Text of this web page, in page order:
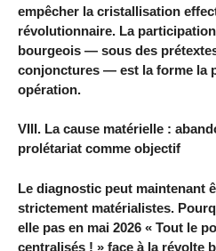
empêcher la cristallisation
révolutionnaire. La
bourgeois — sous des
conjonctures — est la forme la
opération.
VIII. La cause matérielle :
prolétariat comme objectif
Le diagnostic peut maintenant
strictement matérialistes.
elle pas en mai 2026 « Tout le
centralisés ! » face à la révolte